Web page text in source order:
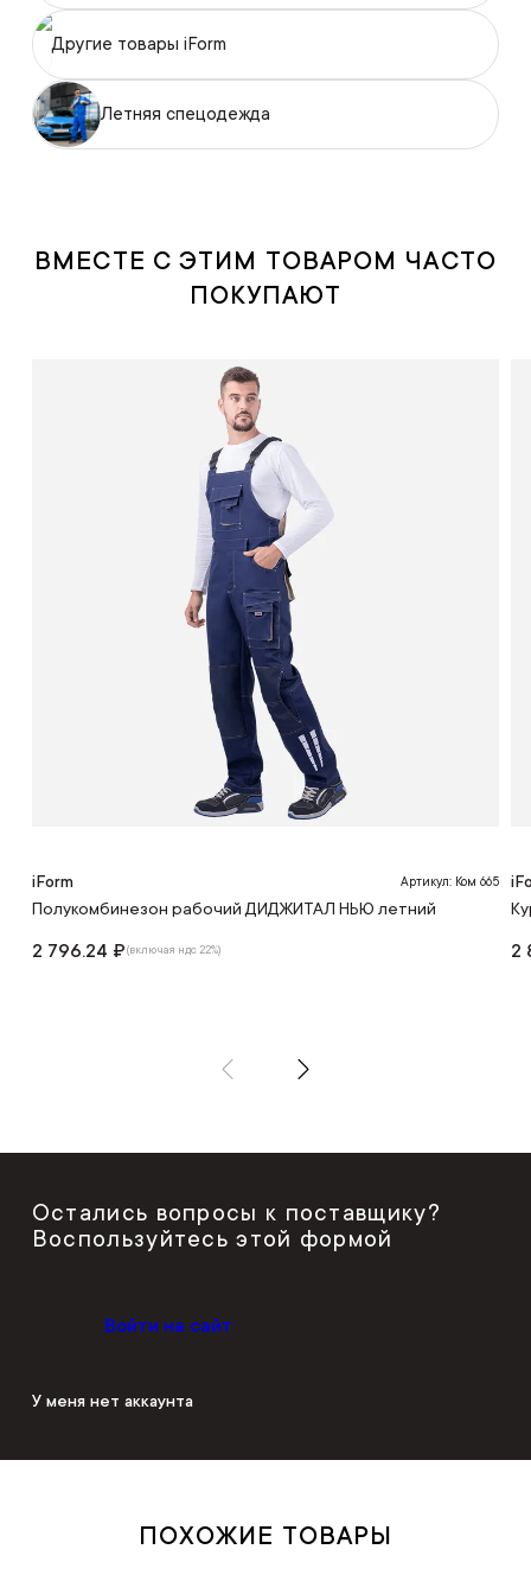
Другие товары iForm
Летняя спецодежда
ВМЕСТЕ С ЭТИМ ТОВАРОМ ЧАСТО
ПОКУПАЮТ
iForm Артикул: Ком 665
Полукомбинезон рабочий ДИДЖИТАЛ НЬЮ летний
2 796.24 ₽(включая ндс 22%) 2
Остались вопросы к поставщику?
Воспользуйтесь этой формой
Войти на сайт
У меня нет аккаунта
ПОХОЖИЕ ТОВАРЫ